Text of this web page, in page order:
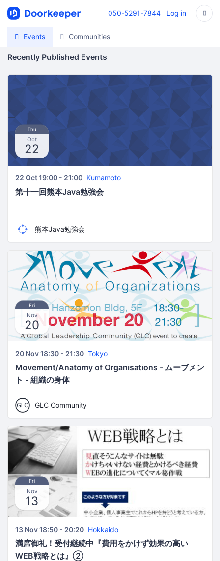
050-5291-7844 Log in
Events Communities
Recently Published Events
Thu
Oct
22
22 Oct 19:00 - 21:00 Kumamoto
第十一回熊本Java勉強会
熊本Java勉強会
Fri
Nov
20
20 Nov 18:30 - 21:30 Tokyo
Movement/Anatomy of Organisations - ムーブメン
ト - 組織の身体
GLC Community
Fri
Nov
13
13 Nov 18:50 - 20:20 Hokkaido
満席御礼！受付継続中『費用をかけず効果の高い
WEB戦略とは』②